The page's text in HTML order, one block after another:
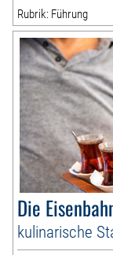
Rubrik: Führung
Die
kulinarische